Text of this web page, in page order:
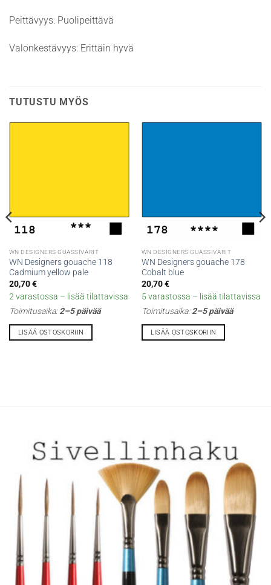
Peittävyys: Puolipeittävä
Valonkestävyys: Erittäin hyvä
TUTUSTU MYÖS
WN DESIGNERS GUASSIVÄRIT
WN Designers gouache 118
Cadmium yellow pale
20,70€
2 varastossa – lisää tilattavissa
Toimitusaika:2–5 päivää
LISÄÄ OSTOSKORIIN
WN DESIGNERS GUASSIVÄRIT
WN Designers gouache 178
Cobalt blue
20,70€
5 varastossa – lisää tilattavissa
Toimitusaika:2–5 päivää
LISÄÄ OSTOSKORIIN